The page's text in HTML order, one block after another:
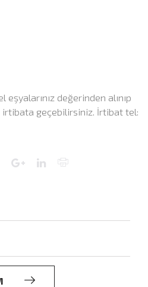
eşyalarınız değerinden alınıp
irtibata geçebilirsiniz. İrtibat tel: